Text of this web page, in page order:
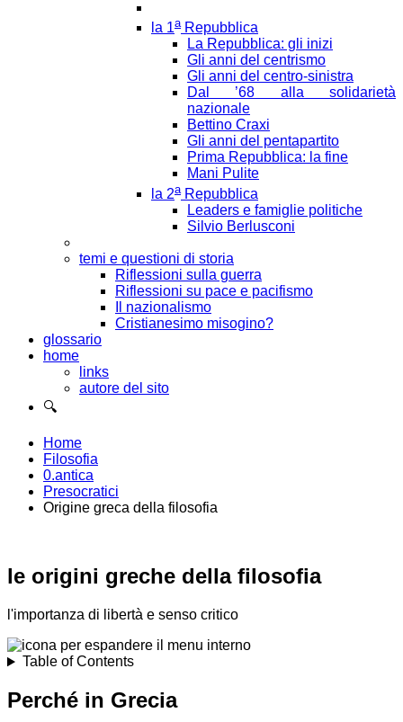
la 1aRepubblica
La Repubblica: gli inizi
Gli anni del centrismo
Gli anni del centro-sinistra
Dal ’68 alla solidarietà
nazionale
Bettino Craxi
Gli anni del pentapartito
Prima Repubblica: la fine
Mani Pulite
la 2aRepubblica
Leaders e famiglie politiche
Silvio Berlusconi
temi e questioni di storia
Riflessioni sulla guerra
Riflessioni su pace e pacifismo
Il nazionalismo
Cristianesimo misogino?
glossario
home
links
autore del sito
🔍
Home
Filosofia
0.antica
Presocratici
Origine greca della filosofia
le origini greche della filosofia
l'importanza di libertà e senso critico
Table of Contents
Perché in Grecia